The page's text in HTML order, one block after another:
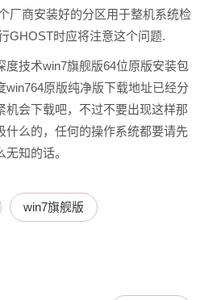
厂商安装好的分区用于整机系统检
GHOST时应将注意这个问题.
技术win7旗舰版64位原版安装包
win764原版纯净版下载地址已经分
机会下载吧，不过不要出现这样那
什么的，任何的操作系统都要请先
知的话。
win7旗舰版